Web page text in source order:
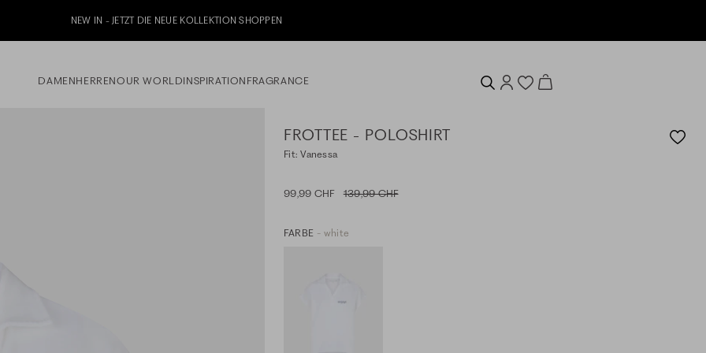
NEW IN - JETZT DIE NEUE KOLLEKTION SHOPPEN
DAMENHERRENOUR WORLDINSPIRATION FRAGRANCE
FROTTEE - POLOSHIRT
Fit: Vanessa
99,99 CHF 139,99 CHF
FARBE - white